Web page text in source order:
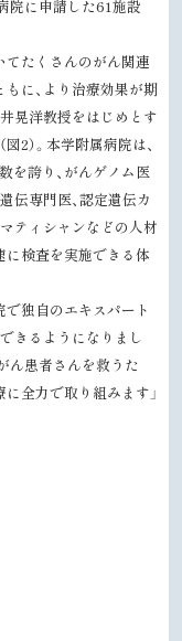
院に申請した61施設
てたくさんのがん関連
に、より治療効果が期
晃洋教授をはじめとす
2）。本学附属病院は、
を誇り、がんゲノム医
伝専門医、認定遺伝カ
ティシャンなどの人材
に検査を実施できる体
独自のエキスパート
きるようになりまし
ん患者さんを救うた
全力で取り組みます」